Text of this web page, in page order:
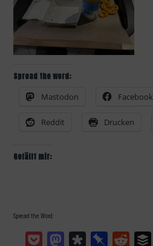
Spread the word:
Mastodon
Facebook
Reddit Drucken
Gefällt mir:
Spread the Word:
Pocket MastodonDiasporaPinboardReddit